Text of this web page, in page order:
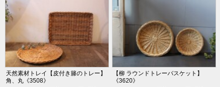
天然素材トレイ【皮付き籐のトレー】
角、丸《3508》
【柳 ラウンドトレーバスケット】
《3620》